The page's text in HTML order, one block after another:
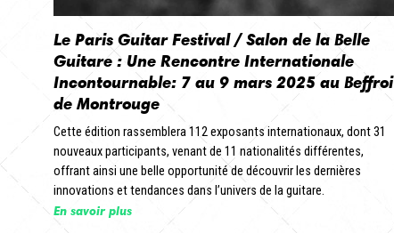
Le Paris Guitar Festival / Salon de la Belle
Guitare : Une Rencontre Internationale
Incontournable: 7 au 9 mars 2025 au Beffroi
de Montrouge
Cette édition rassemblera 112 exposants internationaux, dont 31
nouveaux participants, venant de 11 nationalités différentes,
offrant ainsi une belle opportunité de découvrir les dernières
innovations et tendances dans l’univers de la guitare.
En savoir plus